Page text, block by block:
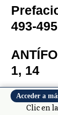
493-
1, 14
ElAcceder a
Clic en